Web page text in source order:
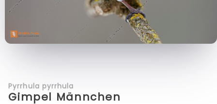
Pyrrhula pyrrhula
Gimpel Männchen